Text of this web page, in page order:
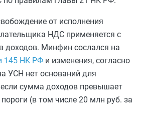
от исполнения
НДС применяется с
доходов. Минфин сослался на
145 НК РФ и изменения, согласно
УСН нет оснований для
сумма доходов превышает
(в том числе 20 млн руб. за